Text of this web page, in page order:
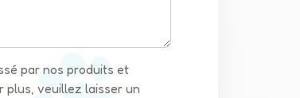
par nos produits et
plus, veuillez laisser un